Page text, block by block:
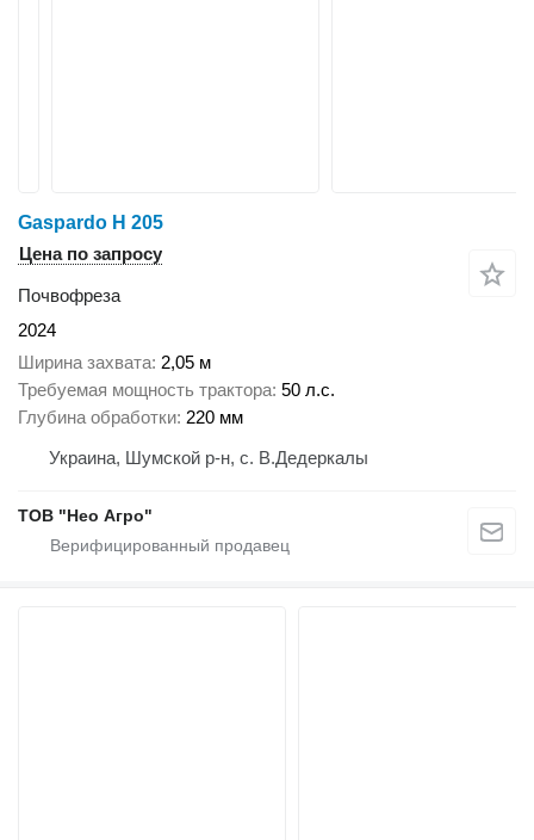
Gaspardo H 205
Цена по запросу
Почвофреза
2024
Ширина захвата 2,05 м
Требуемая мощность трактора 50 л.с.
Глубина обработки 220 мм
Украина, Шумской р-н, с. В.Дедеркалы
ТОВ "Нео Агро"